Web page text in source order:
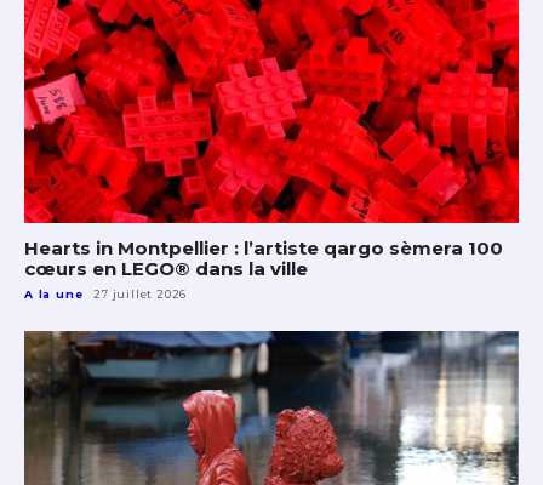
Hearts in Montpellier : l’artiste qargo sèmera 100
cœurs en LEGO® dans la ville
A la une 27 juillet 2026